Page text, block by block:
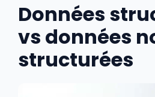
Données
vs données
structurées